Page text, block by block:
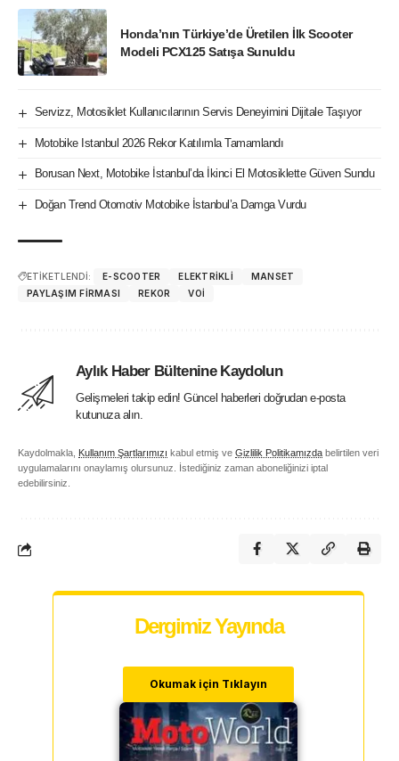
Honda’nın Türkiye’de Üretilen İlk Scooter
Modeli PCX125 Satışa Sunuldu
Servizz, Motosiklet Kullanıcılarının Servis Deneyimini Dijitale Taşıyor
Motobike Istanbul 2026 Rekor Katılımla Tamamlandı
Borusan Next, Motobike İstanbul’da İkinci El Motosiklette Güven Sundu
Doğan Trend Otomotiv Motobike İstanbul’a Damga Vurdu
ETİKETLENDİ: E-SCOOTER ELEKTRIKLI
MANSET
PAYLAŞIM FIRMASI
REKOR VOI
Aylık Haber Bültenine Kaydolun
Gelişmeleri takip edin! Güncel haberleri doğrudan e-posta
kutunuza alın.
Kaydolmakla, Kullanım Şartlarımızı kabul etmiş ve Gizlilik Politikamızda belirtilen veri
uygulamalarını onaylamış olursunuz. İstediğiniz zaman aboneliğinizi iptal
edebilirsiniz.
Dergimiz Yayında
Okumak için Tıklayın